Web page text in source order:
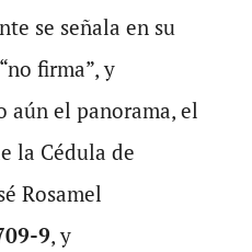
se señala en su
firma”, y
aún el panorama, el
la Cédula de
Rosamel
9, y